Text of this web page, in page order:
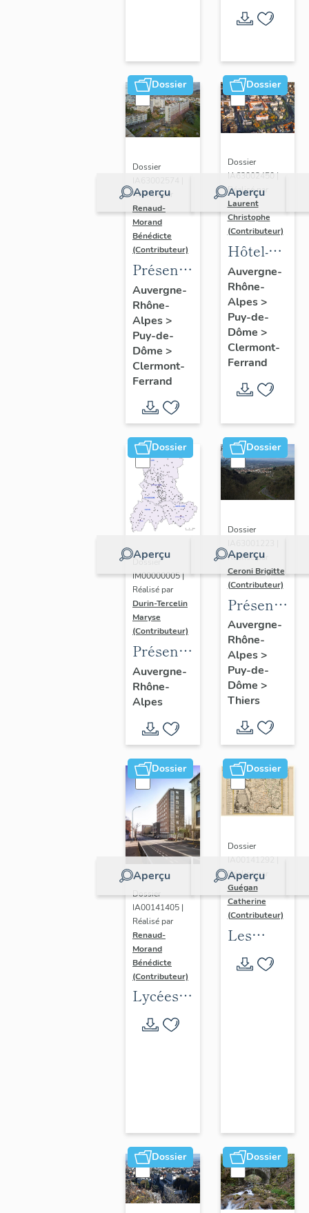
Dossier
Aperçu
Dossier
Réalisé par
Renaud-
Morand
Bénédicte
(Contributeur)
Présentation
de
l'opération
ponctuelle
"Muraille
de
Chine"
(de
Clermont-
Ferrand)
Auvergne-
Rhône-
Alpes>
Puy-de-
Dôme >
Clermont-
Ferrand
Dossier
Aperçu
Dossier
IA63002450 |
Réalisé par
Laurent
Christophe
(Contributeur)
Hôtel-
Dieu de
Clermont-
Ferrand
: les
raisons
de
l'étude
Auvergne-
Rhône-
Alpes>
Puy-de-
Dôme >
Clermont-
Ferrand
Dossier
Aperçu
Dossier
IM00000005 |
Réalisé par
Durin-Tercelin
Maryse
(Contributeur)
Présentation
de
l’opération
tissus et
ornements
liturgiques
en
Auvergne
Auvergne-
Rhône-
Alpes
Dossier
Aperçu
Dossier
Réalisé par
Ceroni Brigitte
(Contributeur)
de
l'enquête
thématique
régionale
"Pentes
de la
commune
de
Thiers"
Auvergne-
Rhône-
Alpes>
Puy-de-
Dôme >
Thiers
Dossier
Aperçu
Dossier
IA00141405 |
Réalisé par
Renaud-
Morand
Bénédicte
(Contributeur)
Lycées
publics
en
Dossier
Aperçu
Dossier
IA00141292 |
Réalisé par
Guégan
Catherine
(Contributeur)
Les
collèges
jésuites
Rhône-
Alpes
(DOSSIER
EN
COURS)
Dossier Dossier